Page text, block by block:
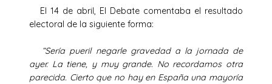
El 14 de abril, El Debate comentaba el resultado
electoral de la siguiente forma:
“Sería pueril negarle gravedad a la jornada de
ayer. La tiene, y muy grande. No recordamos otra
parecida. Cierto que no hay en España una mayoría